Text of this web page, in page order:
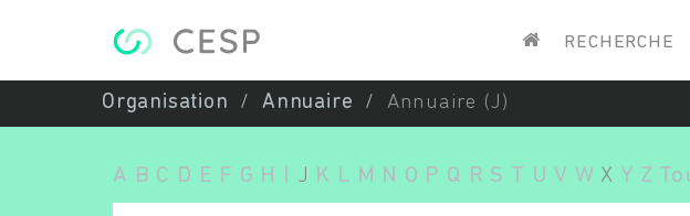
RECHERCHE
Organisation Annuaire Annuaire (J)
A B C D E F G H J K L M N O P Q R S T U V W X Y Z